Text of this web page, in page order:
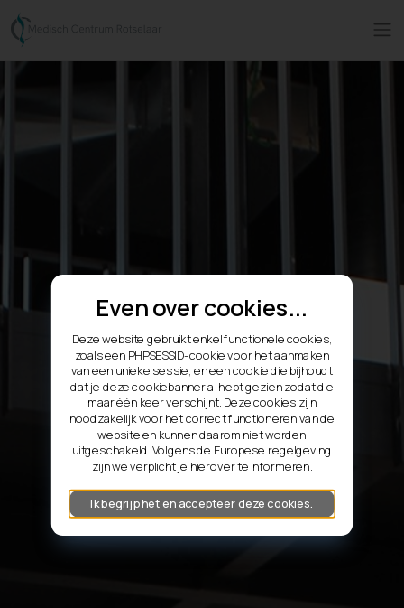
Even over cookies...
Deze website gebruikt enkel functionele cookies,
zoals een PHPSESSID-cookie voor het aanmaken
van een unieke sessie, en een cookie die bijhoudt
dat je deze cookiebanner al hebt gezien zodat die
maar één keer verschijnt. Deze cookies zijn
noodzakelijk voor het correct functioneren van de
website en kunnen daarom niet worden
uitgeschakeld. Volgens de Europese regelgeving
zijn we verplicht je hierover te informeren.
Ik begrijp het en accepteer deze cookies.